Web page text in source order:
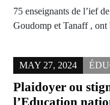
75 enseignants de l’ief
Goudomp et Tanaff ,
MAY 27, 2024
Plaidoyer ou
l’Education